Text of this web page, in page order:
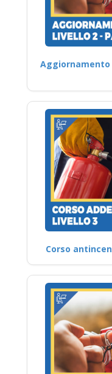
Corso